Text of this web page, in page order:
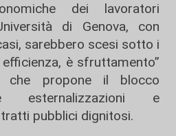
dei lavoratori
di Genova, con
sarebbero scesi sotto i
efficienza, è sfruttamento”
che propone il blocco
esternalizzazioni e
pubblici dignitosi.